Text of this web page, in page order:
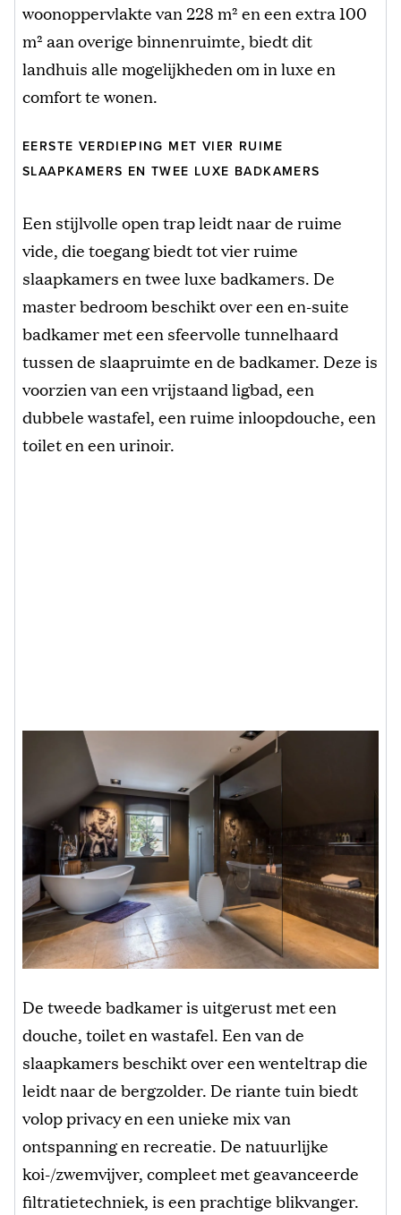
woonoppervlakte van 228 m² en een extra 100
m² aan overige binnenruimte, biedt dit
landhuis alle mogelijkheden om in luxe en
comfort te wonen.
EERSTE VERDIEPING MET VIER RUIME
SLAAPKAMERS EN TWEE LUXE BADKAMERS
Een stijlvolle open trap leidt naar de ruime
vide, die toegang biedt tot vier ruime
slaapkamers en twee luxe badkamers. De
master bedroom beschikt over een en-suite
badkamer met een sfeervolle tunnelhaard
tussen de slaapruimte en de badkamer. Deze is
voorzien van een vrijstaand ligbad, een
dubbele wastafel, een ruime inloopdouche, een
toilet en een urinoir.
De tweede badkamer is uitgerust met een
douche, toilet en wastafel. Een van de
slaapkamers beschikt over een wenteltrap die
leidt naar de bergzolder. De riante tuin biedt
volop privacy en een unieke mix van
ontspanning en recreatie. De natuurlijke
koi-/zwemvijver, compleet met geavanceerde
filtratietechniek, is een prachtige blikvanger.